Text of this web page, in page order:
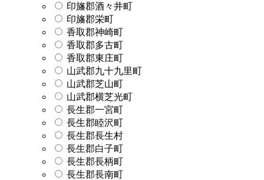
印旛郡酒々井町
印旛郡栄町
香取郡神崎町
香取郡多古町
香取郡東庄町
山武郡九十九里町
山武郡芝山町
山武郡横芝光町
長生郡一宮町
長生郡睦沢町
長生郡長生村
長生郡白子町
長生郡長柄町
長生郡長南町